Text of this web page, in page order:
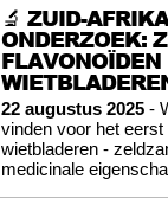
🔬 ZUID-
ONDERZOEK:
FLAVONOÏDEN
22 augustus 2025 -
vinden voor het
wietbladeren -
medicinale